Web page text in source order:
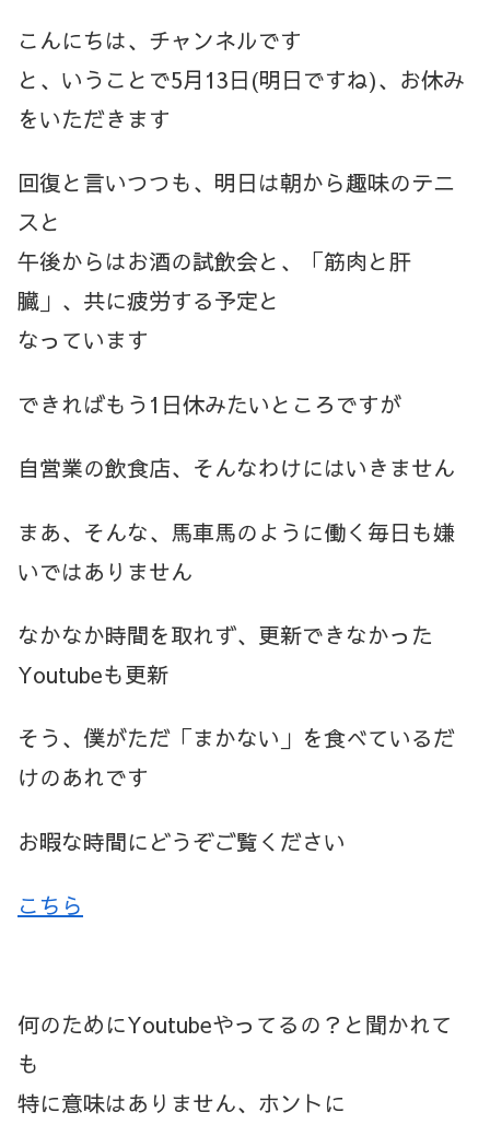
こんにちは、チャンネルです
と、いうことで5月13日(明日ですね)、お休み
をいただきます
回復と言いつつも、明日は朝から趣味のテニ
スと
午後からはお酒の試飲会と、「筋肉と肝
臓」、共に疲労する予定と
なっています
できればもう1日休みたいところですが
自営業の飲食店、そんなわけにはいきません
まあ、そんな、馬車馬のように働く毎日も嫌
いではありません
なかなか時間を取れず、更新できなかった
Youtubeも更新
そう、僕がただ「まかない」を食べているだ
けのあれです
お暇な時間にどうぞご覧ください
こちら
何のためにYoutubeやってるの？と聞かれて
も
特に意味はありません、ホントに